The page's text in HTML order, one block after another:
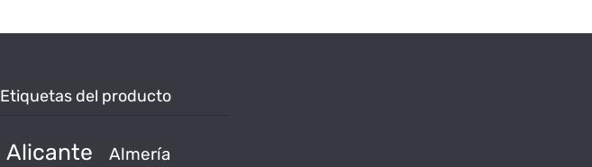
Etiquetas del producto
Alicante Almería